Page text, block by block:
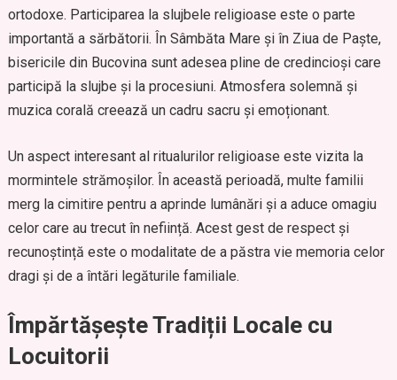
ortodoxe. Participarea la slujbele religioase este o parte
importantă a sărbătorii. În Sâmbăta Mare și în Ziua de Paște,
bisericile din Bucovina sunt adesea pline de credincioși care
participă la slujbe și la procesiuni. Atmosfera solemnă și
muzica corală creează un cadru sacru și emoționant.
Un aspect interesant al ritualurilor religioase este vizita la
mormintele strămoșilor. În această perioadă, multe familii
merg la cimitire pentru a aprinde lumânări și a aduce omagiu
celor care au trecut în neființă. Acest gest de respect și
recunoștință este o modalitate de a păstra vie memoria celor
dragi și de a întări legăturile familiale.
Împărtășește Tradiții Locale cu
Locuitorii